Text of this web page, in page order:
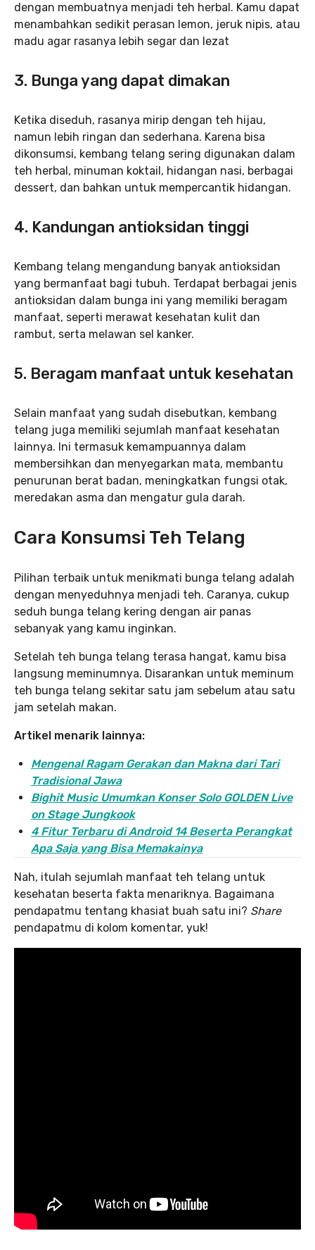
dengan membuatnya menjadi teh herbal. Kamu dapat
menambahkan sedikit perasan lemon, jeruk nipis, atau
madu agar rasanya lebih segar dan lezat
3. Bunga yang dapat dimakan
Ketika diseduh, rasanya mirip dengan teh hijau,
namun lebih ringan dan sederhana. Karena bisa
dikonsumsi, kembang telang sering digunakan dalam
teh herbal, minuman koktail, hidangan nasi, berbagai
dessert, dan bahkan untuk mempercantik hidangan.
4. Kandungan antioksidan tinggi
Kembang telang mengandung banyak antioksidan
yang bermanfaat bagi tubuh. Terdapat berbagai jenis
antioksidan dalam bunga ini yang memiliki beragam
manfaat, seperti merawat kesehatan kulit dan
rambut, serta melawan sel kanker.
5. Beragam manfaat untuk kesehatan
Selain manfaat yang sudah disebutkan, kembang
telang juga memiliki sejumlah manfaat kesehatan
lainnya. Ini termasuk kemampuannya dalam
membersihkan dan menyegarkan mata, membantu
penurunan berat badan, meningkatkan fungsi otak,
meredakan asma dan mengatur gula darah.
Cara Konsumsi Teh Telang
Pilihan terbaik untuk menikmati bunga telang adalah
dengan menyeduhnya menjadi teh. Caranya, cukup
seduh bunga telang kering dengan air panas
sebanyak yang kamu inginkan.
Setelah teh bunga telang terasa hangat, kamu bisa
langsung meminumnya. Disarankan untuk meminum
teh bunga telang sekitar satu jam sebelum atau satu
jam setelah makan.
Artikel menarik lainnya:
Mengenal Ragam Gerakan dan Makna dari Tari
Tradisional Jawa
Bighit Music Umumkan Konser Solo GOLDEN Live
on Stage Jungkook
4 Fitur Terbaru di Android 14 Beserta Perangkat
Apa Saja yang Bisa Memakainya
Nah, itulah sejumlah manfaat teh telang untuk
kesehatan beserta fakta menariknya. Bagaimana
pendapatmu tentang khasiat buah satu ini? Share
pendapatmu di kolom komentar, yuk!